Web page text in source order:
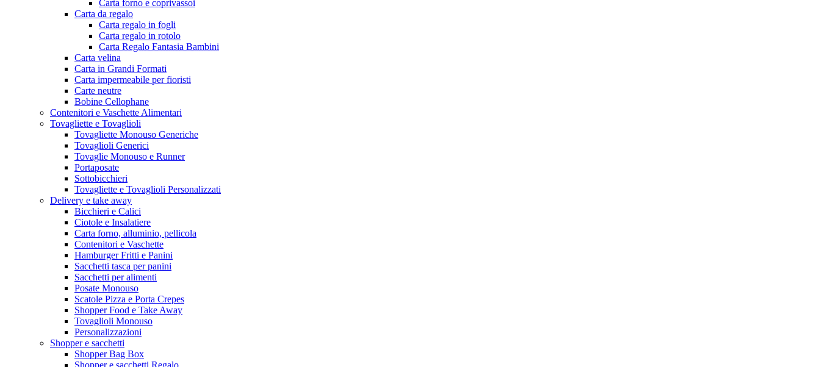
Carta forno e coprivassoi
Carta da regalo
Carta regalo in fogli
Carta regalo in rotolo
Carta Regalo Fantasia Bambini
Carta velina
Carta in Grandi Formati
Carta impermeabile per fioristi
Carte neutre
Bobine Cellophane
Contenitori e Vaschette Alimentari
Tovagliette e Tovaglioli
Tovagliette Monouso Generiche
Tovaglioli Generici
Tovaglie Monouso e Runner
Portaposate
Sottobicchieri
Tovagliette e Tovaglioli Personalizzati
Delivery e take away
Bicchieri e Calici
Ciotole e Insalatiere
Carta forno, alluminio, pellicola
Contenitori e Vaschette
Hamburger Fritti e Panini
Sacchetti tasca per panini
Sacchetti per alimenti
Posate Monouso
Scatole Pizza e Porta Crepes
Shopper Food e Take Away
Tovaglioli Monouso
Personalizzazioni
Shopper e sacchetti
Shopper Bag Box
Shopper e sacchetti Regalo